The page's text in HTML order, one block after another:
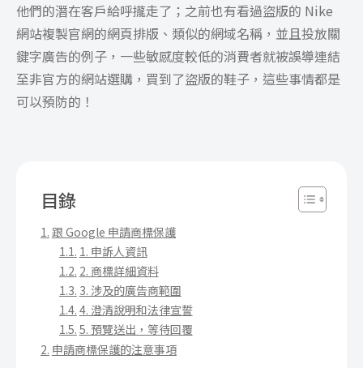
他們的潛在客戶給呼攏走了；之前也有看過盜版的 Nike
網站複製官網的網頁排版、類似的網域名稱，並且投放關
鍵字廣告的例子，一些敏感度較低的消費者就被誤導連結
至非官方的網站選購，買到了盜版的鞋子，這些事情都是
可以預防的！
目錄
跟 Google 申請商標保護
1. 申訴人資訊
2. 商標詳細資料
3. 涉及的廣告商範圍
4. 澄清說明和法律宣誓
5. 預覽送出，等待回覆
申請商標保護的注意事項